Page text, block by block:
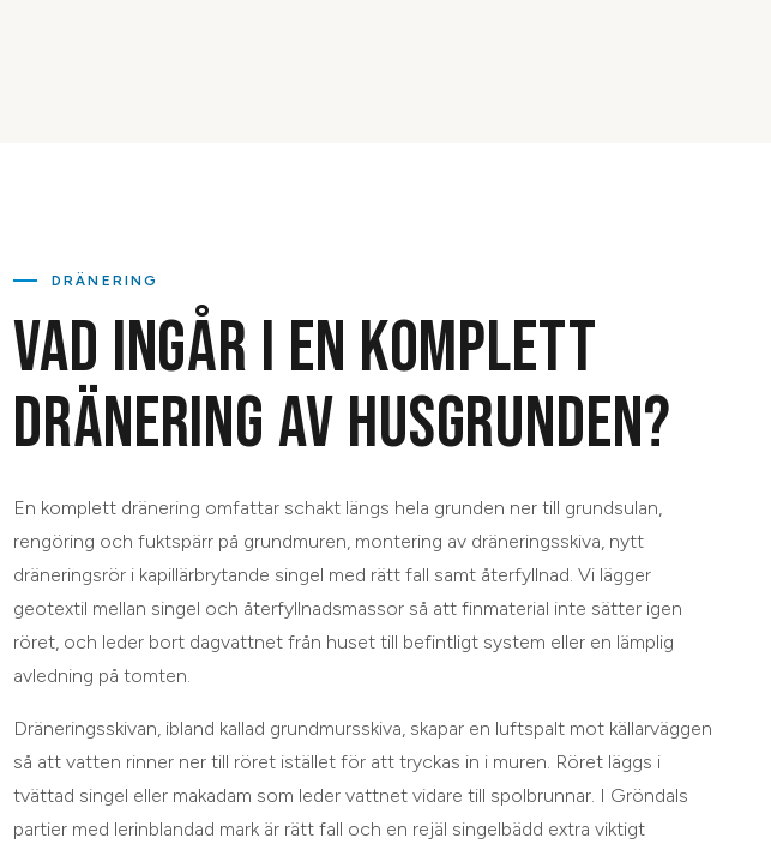
DRÄNERING
VAD INGÅR I EN KOMPLETT
DRÄNERING AV HUSGRUNDEN?
En komplett dränering omfattar schakt längs hela grunden ner till grundsulan,
rengöring och fuktspärr på grundmuren, montering av dräneringsskiva, nytt
dräneringsrör i kapillärbrytande singel med rätt fall samt återfyllnad. Vi lägger
geotextil mellan singel och återfyllnadsmassor så att finmaterial inte sätter igen
röret, och leder bort dagvattnet från huset till befintligt system eller en lämplig
avledning på tomten.
Dräneringsskivan, ibland kallad grundmursskiva, skapar en luftspalt mot källarväggen
så att vatten rinner ner till röret istället för att tryckas in i muren. Röret läggs i
tvättad singel eller makadam som leder vattnet vidare till spolbrunnar. I Gröndals
partier med lerinblandad mark är rätt fall och en rejäl singelbädd extra viktigt